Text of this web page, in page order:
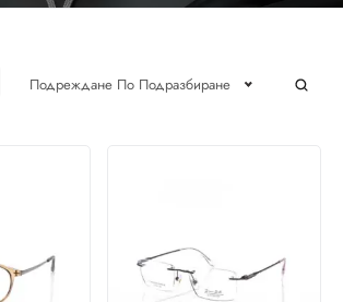
Подреждане По Подразбиране